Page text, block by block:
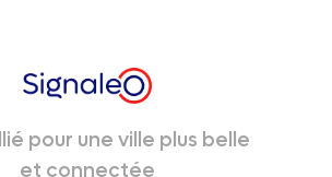
pour une ville plus belle
et connectée